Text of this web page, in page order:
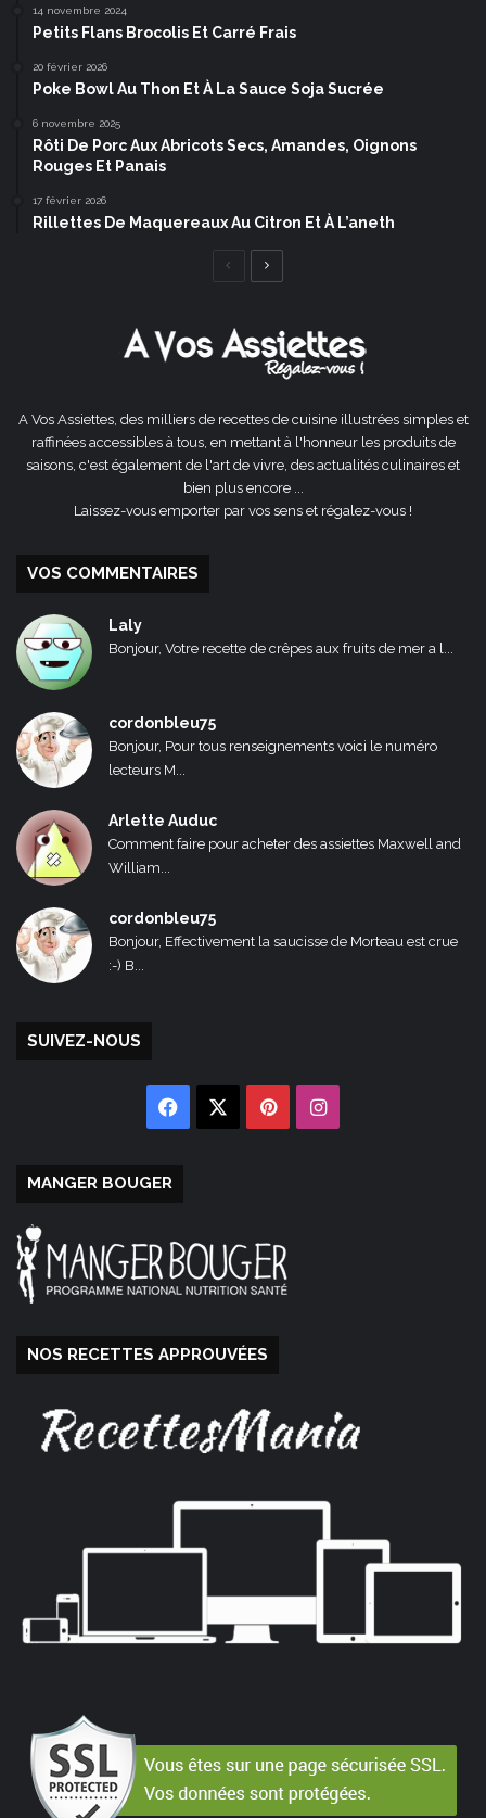
14 novembre 2024
Petits Flans Brocolis Et Carré Frais
20 février 2026
Poke Bowl Au Thon Et À La Sauce Soja Sucrée
6 novembre 2025
Rôti De Porc Aux Abricots Secs, Amandes, Oignons
Rouges Et Panais
17 février 2026
Rillettes De Maquereaux Au Citron Et À L’aneth
Page
A Vos Assiettes, des milliers de recettes de cuisine illustrées simples et
raffinées accessibles à tous, en mettant à l'honneur les produits de
saisons, c'est également de l'art de vivre, des actualités culinaires et
bien plus encore ...
Laissez-vous emporter par vos sens et régalez-vous !
VOS COMMENTAIRES
Laly
Bonjour, Votre recette de crêpes aux fruits de mer a l...
cordonbleu75
Bonjour, Pour tous renseignements voici le numéro
lecteurs M...
Arlette Auduc
Comment faire pour acheter des assiettes Maxwell and
William...
cordonbleu75
Bonjour, Effectivement la saucisse de Morteau est crue
:-) B...
SUIVEZ-NOUS
Facebook PinterestInstagram
MANGER BOUGER
NOS RECETTES APPROUVÉES